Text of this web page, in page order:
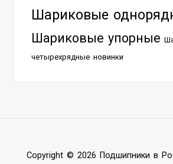
Шариковые
Шариковые упорные
четырехрядные новинки
Copyright © 2026 Подшипники в